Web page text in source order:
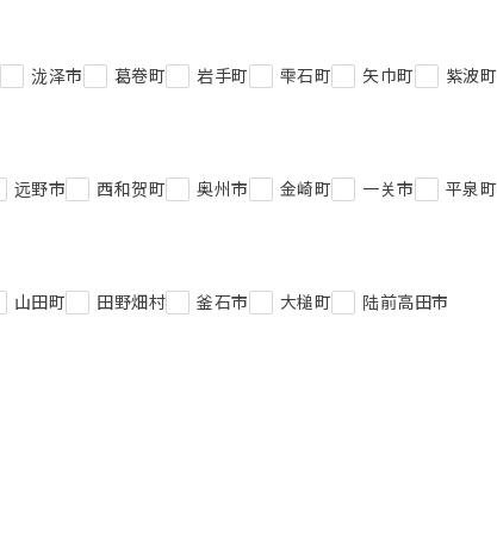
泷泽市 葛卷町 岩手町 雫石町 矢巾町 紫波町
远野市 西和贺町 奥州市 金崎町 一关市 平泉町
山田町 田野畑村 釜石市 大槌町
陆前高田市